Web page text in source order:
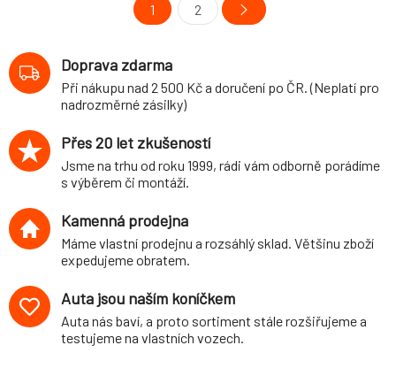
1 2
Doprava zdarma
Při nákupu nad 2 500 Kč a doručení po ČR. (Neplatí pro
nadrozměrné zásilky)
Přes 20 let zkušeností
Jsme na trhu od roku 1999, rádi vám odborně porádíme
s výběrem či montáží.
Kamenná prodejna
Máme vlastní prodejnu a rozsáhlý sklad. Většinu zboží
expedujeme obratem.
Auta jsou naším koníčkem
Auta nás baví, a proto sortiment stále rozšiřujeme a
testujeme na vlastních vozech.